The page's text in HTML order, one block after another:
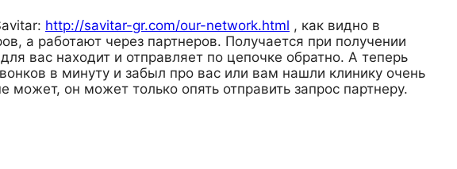
http://savitar-gr.com/our-network.html , как видно в
а работают через партнеров. Получается при получении
вас находит и отправляет по цепочке обратно. А теперь
в минуту и забыл про вас или вам нашли клинику очень
он может только опять отправить запрос партнеру.